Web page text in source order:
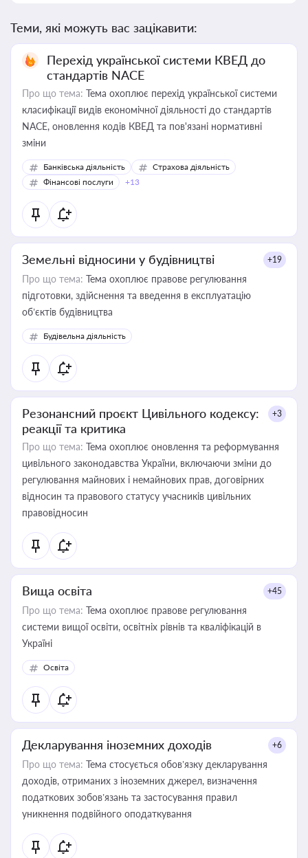
Теми, які можуть вас зацікавити:
Перехід української системи КВЕД до
стандартів NACE
Про що тема: Тема охоплює перехід української системи
класифікації видів економічної діяльності до стандартів
NACE, оновлення кодів КВЕД та пов'язані нормативні
зміни
Банківська діяльність
Страхова діяльність
Фінансові послуги
+13
Земельні відносини у будівництві +19
Про що тема: Тема охоплює правове регулювання
підготовки, здійснення та введення в експлуатацію
об’єктів будівництва
Будівельна діяльність
Резонансний проєкт Цивільного кодексу:
реакції та критика
+3
Про що тема: Тема охоплює оновлення та реформування
цивільного законодавства України, включаючи зміни до
регулювання майнових і немайнових прав, договірних
відносин та правового статусу учасників цивільних
правовідносин
Вища освіта +45
Про що тема: Тема охоплює правове регулювання
системи вищої освіти, освітніх рівнів та кваліфікацій в
Україні
Освіта
Декларування іноземних доходів +6
Про що тема: Тема стосується обов’язку декларування
доходів, отриманих з іноземних джерел, визначення
податкових зобов’язань та застосування правил
уникнення подвійного оподаткування